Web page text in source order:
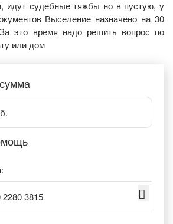
идут судебные тяжбы но в пустую, у
Выселение назначено на 30
это время надо решить вопрос по
или дом
2280 3815